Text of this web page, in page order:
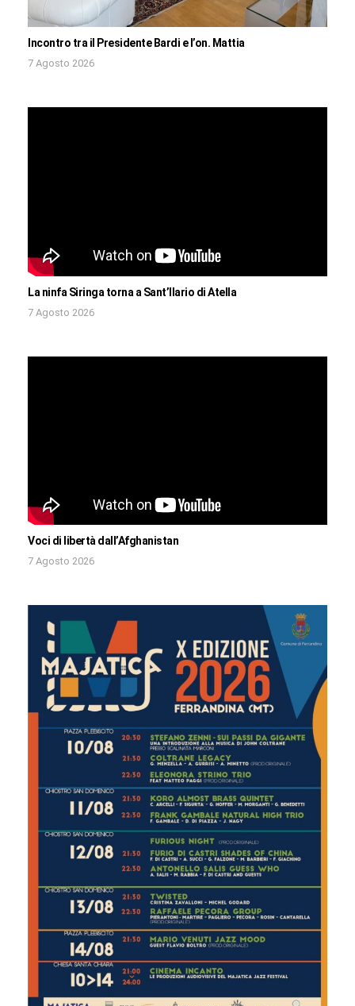
Incontro tra il Presidente Bardi e l’on. Mattia
7 Agosto 2026
La ninfa Siringa torna a Sant’Ilario di Atella
7 Agosto 2026
Voci di libertà dall’Afghanistan
7 Agosto 2026